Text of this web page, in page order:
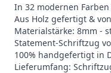
In 32 modernen
Aus Holz gefertigt &
Materialstärke: 8mm -
Statement-Schriftzug
100% handgefertigt in
Lieferumfang: